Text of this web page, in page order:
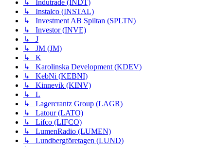
↳ Indutrade (INDT)
↳ Instalco (INSTAL)
↳ Investment AB Spiltan (SPLTN)
↳ Investor (INVE)
↳ J
↳ JM (JM)
↳ K
↳ Karolinska Development (KDEV)
↳ KebNi (KEBNI)
↳ Kinnevik (KINV)
↳ L
↳ Lagercrantz Group (LAGR)
↳ Latour (LATO)
↳ Lifco (LIFCO)
↳ LumenRadio (LUMEN)
↳ Lundbergföretagen (LUND)